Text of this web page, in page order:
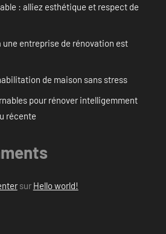
: alliez esthétique et respect de
une entreprise de rénovation est
de maison sans stress
pour rénover intelligemment
récente
sur Hello world!